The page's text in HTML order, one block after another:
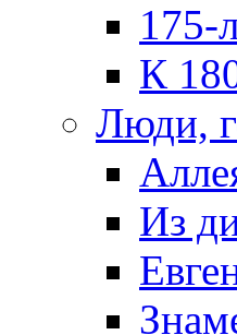
175-
К
Люди,
Из